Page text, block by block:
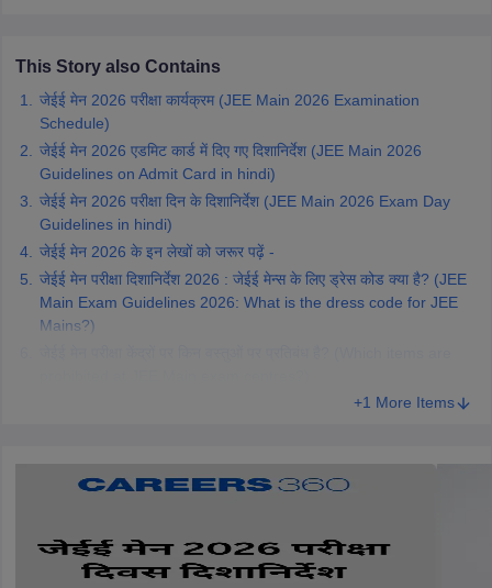
Top 200 Questions For BITSAT English Proficiency & Logical
April 11 Memory Based Questions PDFMost Scoring Concepts For
and Automation
Mechanical Engineering
Nuclear Engineer
This Story also Contains
जेईई मेन 2026 परीक्षा कार्यक्रम (JEE Main 2026 Examination
Schedule)
जेईई मेन 2026 एडमिट कार्ड में दिए गए दिशानिर्देश (JEE Main 2026
Guidelines on Admit Card in hindi)
जेईई मेन 2026 परीक्षा दिन के दिशानिर्देश (JEE Main 2026 Exam Day
Guidelines in hindi)
जेईई मेन 2026 के इन लेखों को जरूर पढ़ें -
जेईई मेन परीक्षा दिशानिर्देश 2026 : जेईई मेन्स के लिए ड्रेस कोड क्या है? (JEE
Main Exam Guidelines 2026: What is the dress code for JEE
Mains?)
+1 More Items